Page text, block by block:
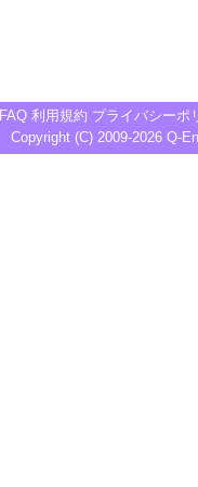
FAQ 利用規約 プライバシーポ
Copyright (C) 2009-2026 Q-